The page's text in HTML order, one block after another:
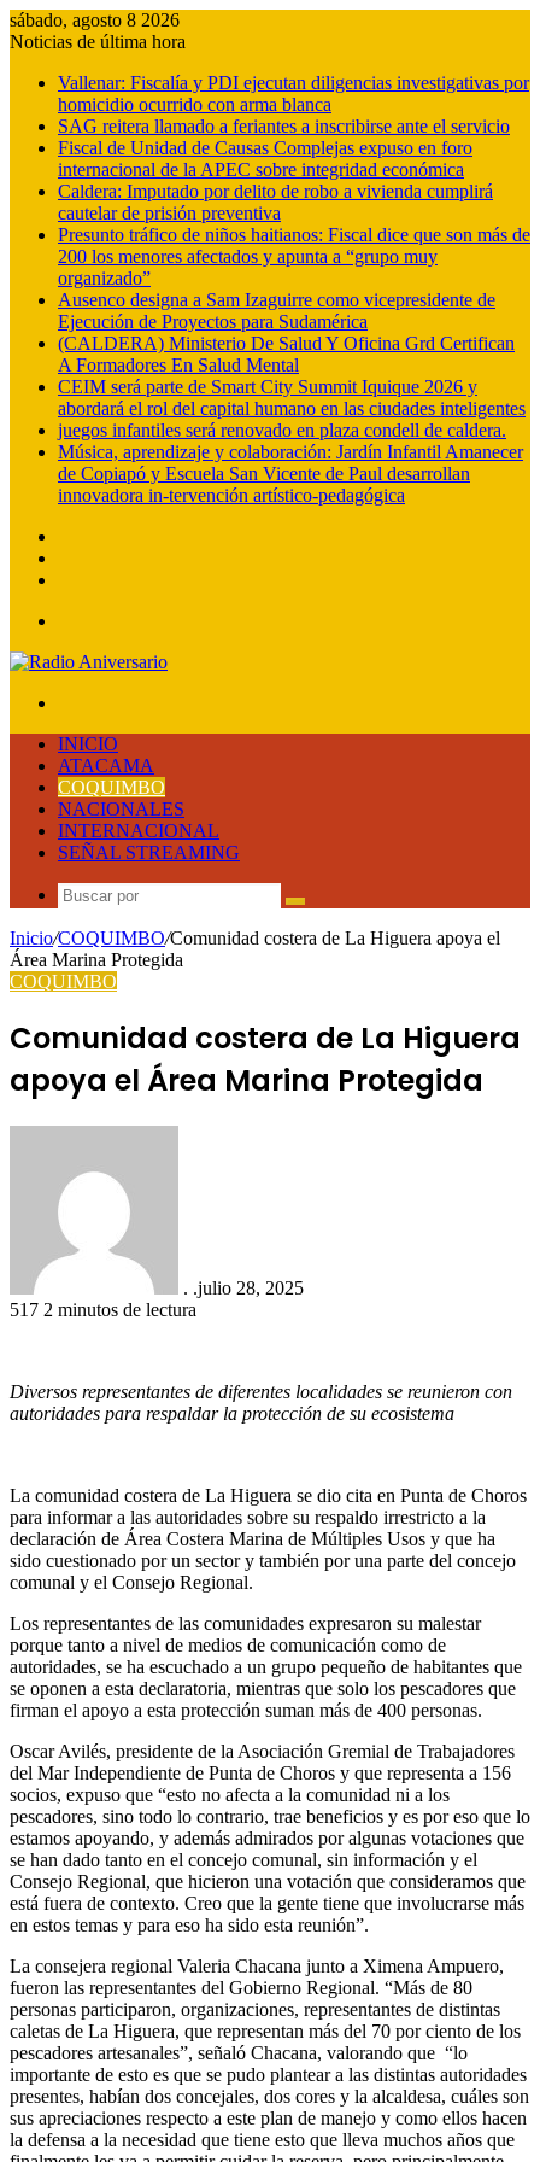
sábado, agosto 8 2026
Noticias de última hora
Vallenar: Fiscalía y PDI ejecutan diligencias investigativas por
homicidio ocurrido con arma blanca
SAG reitera llamado a feriantes a inscribirse ante el servicio
Fiscal de Unidad de Causas Complejas expuso en foro
internacional de la APEC sobre integridad económica
Caldera: Imputado por delito de robo a vivienda cumplirá
cautelar de prisión preventiva
Presunto tráfico de niños haitianos: Fiscal dice que son más de
200 los menores afectados y apunta a “grupo muy
organizado”
Ausenco designa a Sam Izaguirre como vicepresidente de
Ejecución de Proyectos para Sudamérica
(CALDERA) Ministerio De Salud Y Oficina Grd Certifican
A Formadores En Salud Mental
CEIM será parte de Smart City Summit Iquique 2026 y
abordará el rol del capital humano en las ciudades inteligentes
juegos infantiles será renovado en plaza condell de caldera.
Música, aprendizaje y colaboración: Jardín Infantil Amanecer
de Copiapó y Escuela San Vicente de Paul desarrollan
innovadora in-tervención artístico-pedagógica
INICIO
ATACAMA
COQUIMBO
NACIONALES
INTERNACIONAL
SEÑAL STREAMING
Buscar
Inicio/COQUIMBO/Comunidad costera de La Higuera apoya el
Área Marina Protegida
COQUIMBO
Comunidad costera de La Higuera
apoya el Área Marina Protegida
. .julio 28, 2025
517 2 minutos de lectura
Diversos representantes de diferentes localidades se reunieron con
autoridades para respaldar la protección de su ecosistema
La comunidad costera de La Higuera se dio cita en Punta de Choros
para informar a las autoridades sobre su respaldo irrestricto a la
declaración de Área Costera Marina de Múltiples Usos y que ha
sido cuestionado por un sector y también por una parte del concejo
comunal y el Consejo Regional.
Los representantes de las comunidades expresaron su malestar
porque tanto a nivel de medios de comunicación como de
autoridades, se ha escuchado a un grupo pequeño de habitantes que
se oponen a esta declaratoria, mientras que solo los pescadores que
firman el apoyo a esta protección suman más de 400 personas.
Oscar Avilés, presidente de la Asociación Gremial de Trabajadores
del Mar Independiente de Punta de Choros y que representa a 156
socios, expuso que “esto no afecta a la comunidad ni a los
pescadores, sino todo lo contrario, trae beneficios y es por eso que lo
estamos apoyando, y además admirados por algunas votaciones que
se han dado tanto en el concejo comunal, sin información y el
Consejo Regional, que hicieron una votación que consideramos que
está fuera de contexto. Creo que la gente tiene que involucrarse más
en estos temas y para eso ha sido esta reunión”.
La consejera regional Valeria Chacana junto a Ximena Ampuero,
fueron las representantes del Gobierno Regional. “Más de 80
personas participaron, organizaciones, representantes de distintas
caletas de La Higuera, que representan más del 70 por ciento de los
pescadores artesanales”, señaló Chacana, valorando que “lo
importante de esto es que se pudo plantear a las distintas autoridades
presentes, habían dos concejales, dos cores y la alcaldesa, cuáles son
sus apreciaciones respecto a este plan de manejo y como ellos hacen
la defensa a la necesidad que tiene esto que lleva muchos años que